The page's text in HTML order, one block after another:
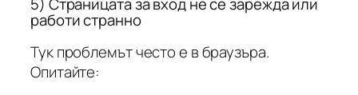
работи странно
Тук проблемът често е в браузъра.
Опитайте: